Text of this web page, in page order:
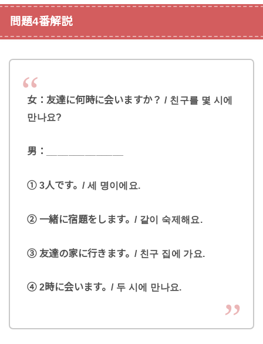
問題4番解説
女：友達に何時に会いますか？ / 친구를 몇 시에
만나요?
男：______________
① 3人です。/ 세 명이에요.
② 一緒に宿題をします。/ 같이 숙제해요.
③ 友達の家に行きます。/ 친구 집에 가요.
④ 2時に会います。/ 두 시에 만나요.